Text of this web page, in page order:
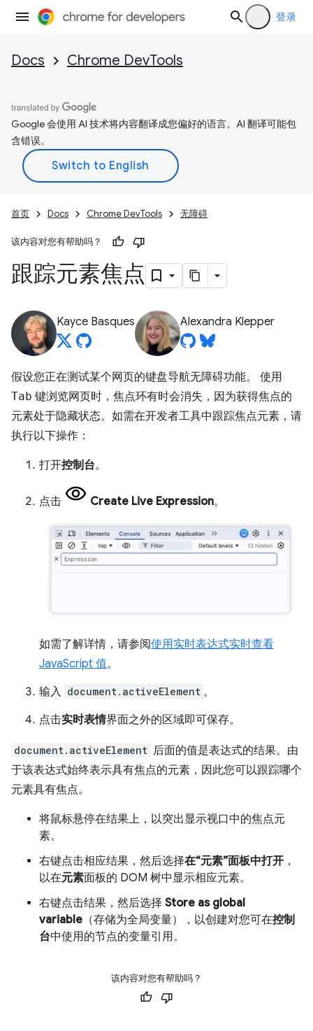
登录
Docs Chrome DevTools
Google 会使用 AI 技术将内容翻译成您偏好的语言。AI 翻译可能包
含错误。
首页 Docs Chrome DevTools 无障碍
该内容对您有帮助吗？
跟踪元素焦点
Kayce Basques Alexandra Klepper
假设您正在测试某个网页的键盘导航无障碍功能。 使用
Tab 键浏览网页时，焦点环有时会消失，因为获得焦点的
元素处于隐藏状态。如需在开发者工具中跟踪焦点元素，请
执行以下操作：
打开控制台。
点击 Create Live Expression。
如需了解详情，请参阅使用实时表达式实时查看
JavaScript 值。
输入 document.activeElement 。
点击实时表情界面之外的区域即可保存。
document.activeElement 后面的值是表达式的结果。由
于该表达式始终表示具有焦点的元素，因此您可以跟踪哪个
元素具有焦点。
将鼠标悬停在结果上，以突出显示视口中的焦点元
素。
右键点击相应结果，然后选择在“元素”面板中打开 ，
以在元素面板的 DOM 树中显示相应元素。
右键点击结果，然后选择 Store as global
variable （存储为全局变量），以创建对您可在控制
台中使用的节点的变量引用。
该内容对您有帮助吗？